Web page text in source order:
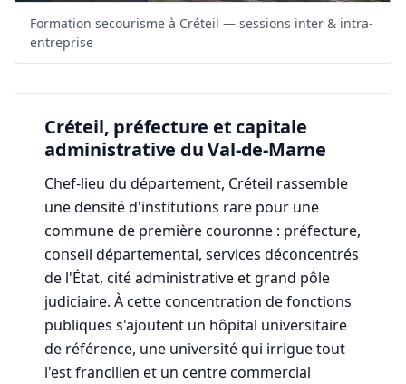
Formation secourisme à Créteil — sessions inter & intra-
entreprise
Créteil, préfecture et capitale
administrative du Val-de-Marne
Chef-lieu du département, Créteil rassemble
une densité d'institutions rare pour une
commune de première couronne : préfecture,
conseil départemental, services déconcentrés
de l'État, cité administrative et grand pôle
judiciaire. À cette concentration de fonctions
publiques s'ajoutent un hôpital universitaire
de référence, une université qui irrigue tout
l'est francilien et un centre commercial